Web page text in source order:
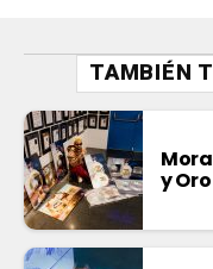
TAMBIÉN
y